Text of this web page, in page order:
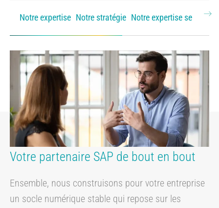
Notre expertise Notre stratégie Notre expertise sectorielle
Votre partenaire SAP de bout en bout
Ensemble, nous construisons pour votre entreprise
un socle numérique stable qui repose sur les